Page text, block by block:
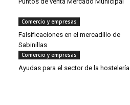
Comercio y empresas
Falsificaciones en el mercadillo de
Sabinillas
Comercio y empresas
Ayudas para el sector de la hostelería